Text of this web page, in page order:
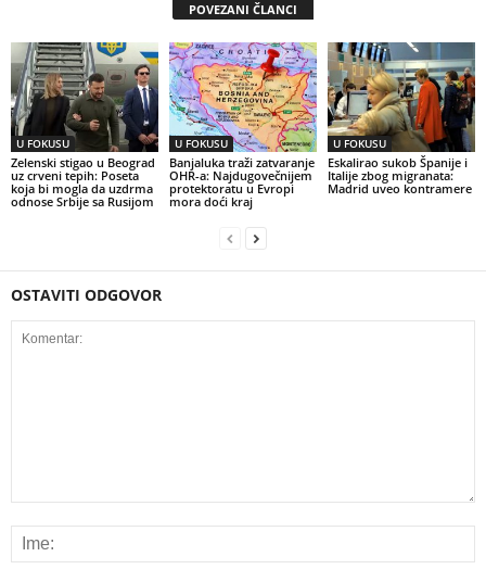
POVEZANI ČLANCI
U FOKUSU
Zelenski stigao u Beograd
uz crveni tepih: Poseta
koja bi mogla da uzdrma
odnose Srbije sa Rusijom
U FOKUSU
Banjaluka traži zatvaranje
OHR-a: Najdugovečnijem
protektoratu u Evropi
mora doći kraj
U FOKUSU
Eskalirao sukob Španije i
Italije zbog migranata:
Madrid uveo kontramere
OSTAVITI ODGOVOR